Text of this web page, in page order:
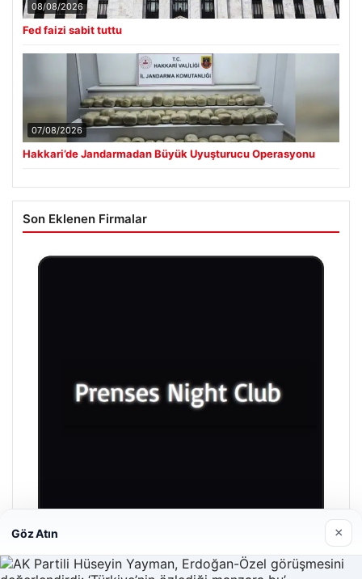
08/08/2026
Fed faizi sabit tuttu
07/08/2026
Hakkari’de Jandarmadan Büyük Uyuşturucu Operasyonu
Son Eklenen Firmalar
Prenses Night Club
Göz Atın ×